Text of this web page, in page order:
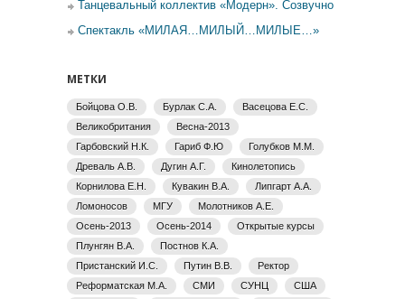
Танцевальный коллектив «Модерн». Созвучно
Спектакль «МИЛАЯ…МИЛЫЙ…МИЛЫЕ…»
МЕТКИ
Бойцова О.В. Бурлак С.А.
Васецова Е.С.
Великобритания
Весна-2013
Гарбовский Н.К.
Гариб Ф.Ю
Голубков М.М.
Древаль А.В.
Дугин А.Г.
Кинолетопись
Корнилова Е.Н.
Кувакин В.А.
Липгарт А.А.
Ломоносов
МГУ
Молотников А.Е.
Осень-2013
Осень-2014
Открытые курсы
Плунгян В.А.
Постнов К.А.
Пристанский И.С.
Путин В.В.
Ректор
Реформатская М.А.
СМИ СУНЦ
США